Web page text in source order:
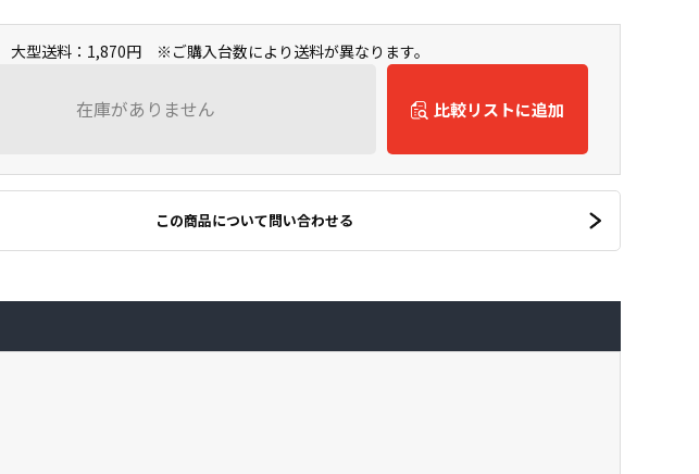
大型送料：1,870円 ※ご購入台数により送料が異なります。
在庫がありません 比較リストに追加
この商品について問い合わせる